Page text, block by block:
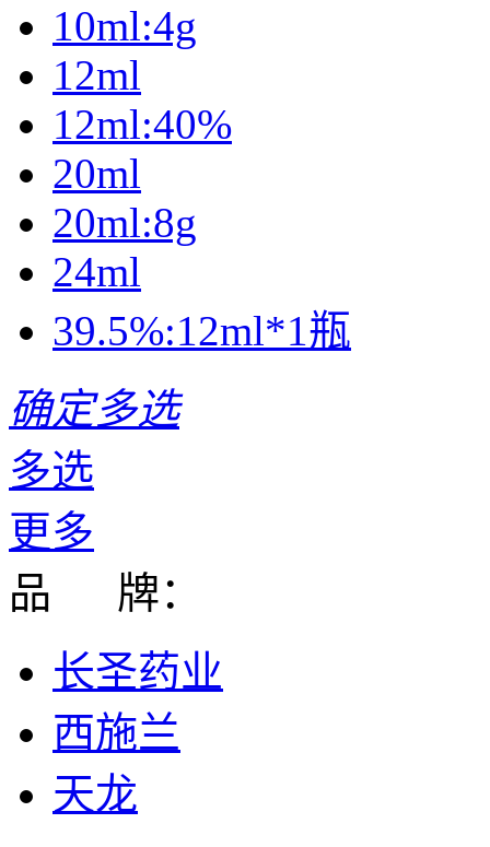
10ml:4g
12ml
12ml:40%
20ml
20ml:8g
24ml
39.5%:12ml*1瓶
确定多选
多选
更多
品 牌：
长圣药业
西施兰
天龙